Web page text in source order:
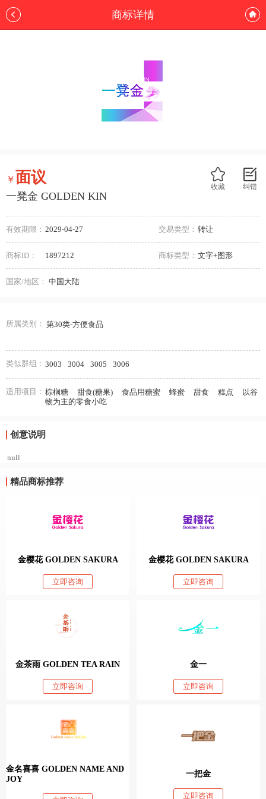
商标详情
纠错
收藏
￥面议
一凳金 GOLDEN KIN
有效期限： 2029-04-27 交易类型： 转让
商标ID： 1897212 商标类型： 文字+图形
国家/地区： 中国大陆
所属类别： 第30类-方便食品
类似群组： 3003 3004 3005 3006
适用项目： 棕榈糖 甜食(糖果) 食品用糖蜜 蜂蜜 甜食 糕点
以谷
物为主的零食小吃
创意说明
null
精品商标推荐
金樱花 GOLDEN SAKURA
立即咨询
金樱花 GOLDEN SAKURA
立即咨询
金茶雨 GOLDEN TEA RAIN
立即咨询
金一
立即咨询
金名喜喜 GOLDEN NAME AND
JOY
一把金
立即咨询